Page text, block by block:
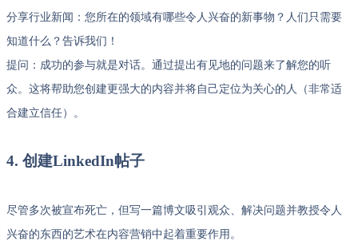
分享行业新闻：您所在的领域有哪些令人兴奋的新事物？人们只需要
知道什么？告诉我们！
提问：成功的参与就是对话。通过提出有见地的问题来了解您的听
众。这将帮助您创建更强大的内容并将自己定位为关心的人（非常适
合建立信任）。
4. 创建LinkedIn帖子
尽管多次被宣布死亡，但写一篇博文吸引观众、解决问题并教授令人
兴奋的东西的艺术在内容营销中起着重要作用。